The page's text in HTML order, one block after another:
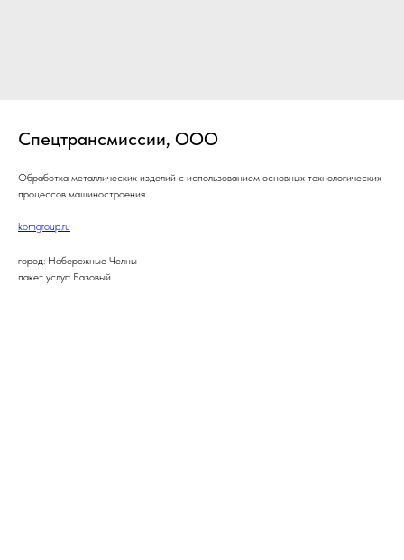
Спецтрансмиссии, ООО
Обработка металлических изделий с использованием основных технологических
процессов машиностроения
komgroup.ru
город: Набережные Челны
пакет услуг: Базовый